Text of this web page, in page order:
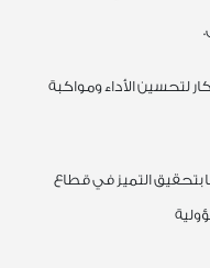
لتحسين الأداء ومواكبة
بتحقيق التميز في قطاع